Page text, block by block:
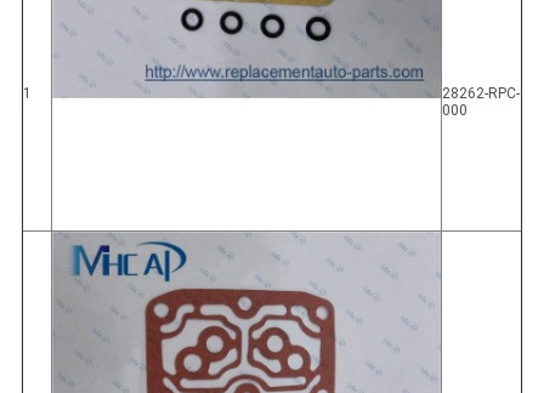
1
28262-RPC-
000